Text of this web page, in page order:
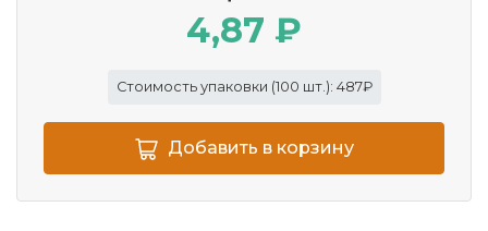
4,87 ₽
Стоимость упаковки (100 шт.): 487₽
Добавить в корзину